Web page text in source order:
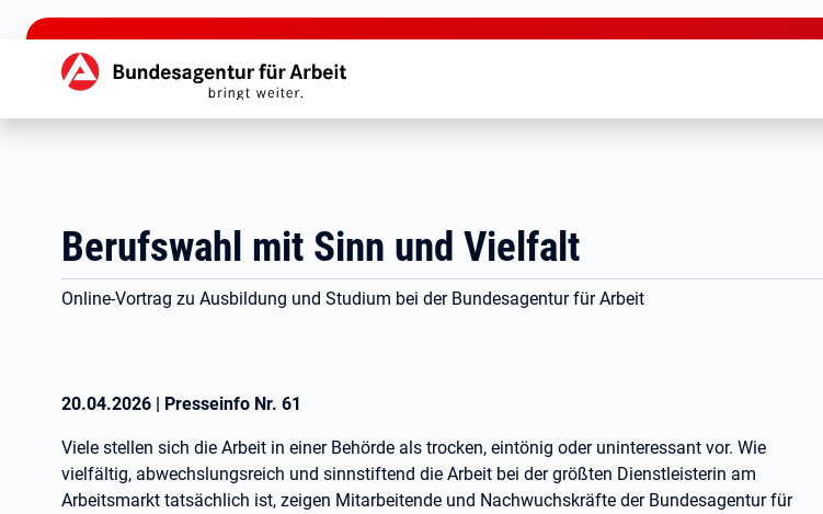
zu den Hauptinhalten springen
Hauptnavigation
Berufswahl mit Sinn und Vielfalt
Online-Vortrag zu Ausbildung und Studium bei der Bundesagentur für Arbeit
20.04.2026 | Presseinfo Nr. 61
Viele stellen sich die Arbeit in einer Behörde als trocken, eintönig oder uninteressant vor. Wie
vielfältig, abwechslungsreich und sinnstiftend die Arbeit bei der größten Dienstleisterin am
Arbeitsmarkt tatsächlich ist, zeigen Mitarbeitende und Nachwuchskräfte der Bundesagentur für